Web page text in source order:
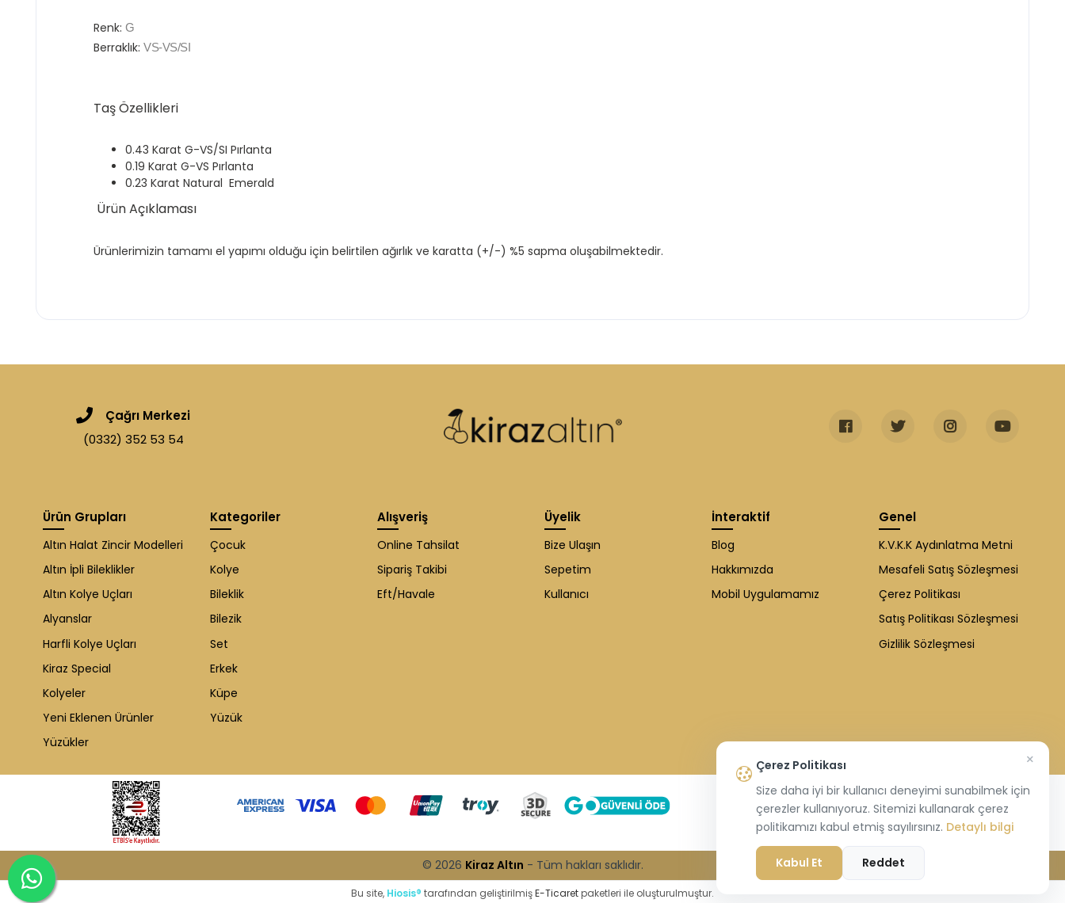
Renk: G
Berraklık: VS-VS/SI
Taş Özellikleri
0.43 Karat G-VS/SI Pırlanta
0.19 Karat G-VS Pırlanta
0.23 Karat Natural Emerald
Ürün Açıklaması
Ürünlerimizin tamamı el yapımı olduğu için belirtilen ağırlık ve karatta (+/-) %5 sapma oluşabilmektedir.
Çağrı Merkezi
(0332) 352 53 54
Ürün Grupları
Altın Halat Zincir Modelleri
Altın İpli Bileklikler
Altın Kolye Uçları
Alyanslar
Harfli Kolye Uçları
Kiraz Special
Kolyeler
Yeni Eklenen Ürünler
Yüzükler
Kategoriler
Çocuk
Kolye
Bileklik
Bilezik
Set
Erkek
Küpe
Yüzük
Alışveriş
Online Tahsilat
Sipariş Takibi
Eft/Havale
Üyelik
Bize Ulaşın
Sepetim
Kullanıcı
İnteraktif
Blog
Hakkımızda
Mobil Uygulamamız
Genel
K.V.K.K Aydınlatma Metni
Mesafeli Satış Sözleşmesi
Çerez Politikası
Satış Politikası Sözleşmesi
Gizlilik Sözleşmesi
© 2026 Kiraz Altın - Tüm hakları saklıdır.
Bu site, Hiosis® tarafından geliştirilmişE-Ticaretpaketleri ile oluşturulmuştur.
Çerez Politikası
Size daha iyi bir kullanıcı deneyimi sunabilmek için
çerezler kullanıyoruz. Sitemizi kullanarak çerez
politikamızı kabul etmiş sayılırsınız. Detaylı bilgi
Kabul Et Reddet
×